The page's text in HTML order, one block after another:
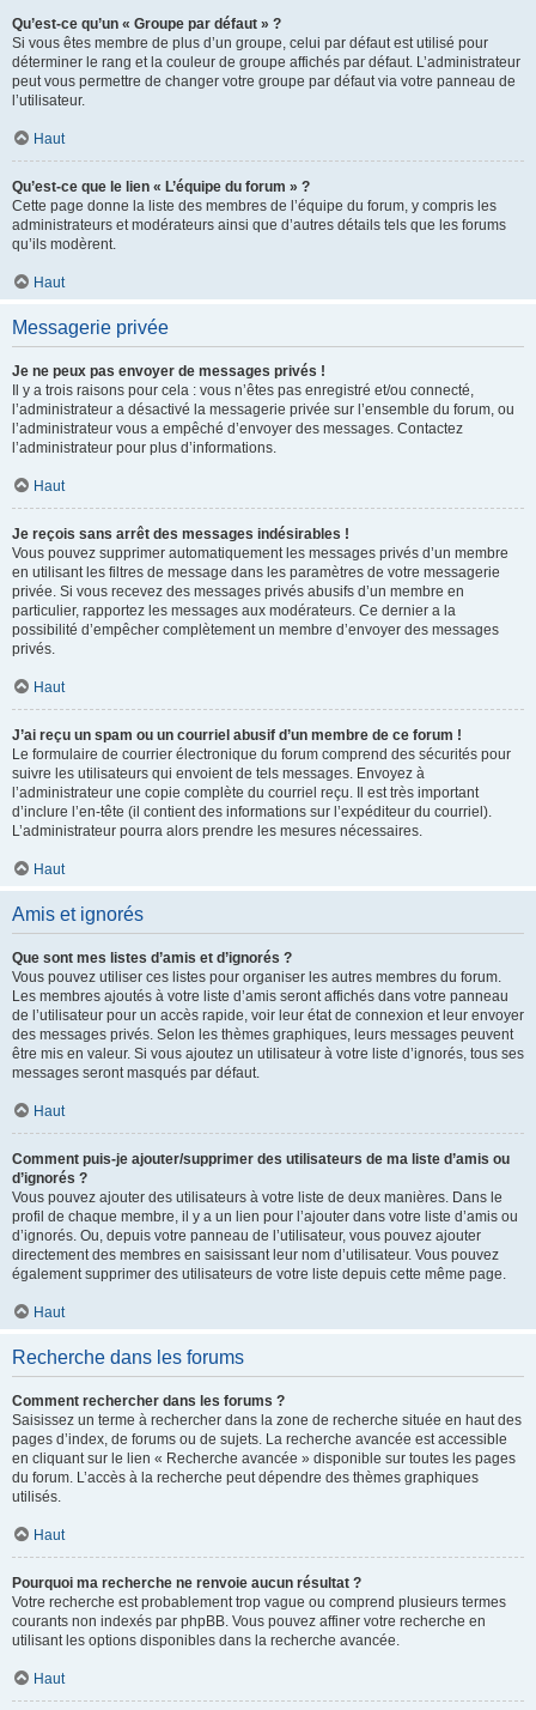
Qu’est-ce qu’un « Groupe par défaut » ?
Si vous êtes membre de plus d’un groupe, celui par défaut est utilisé pour
déterminer le rang et la couleur de groupe affichés par défaut. L’administrateur
peut vous permettre de changer votre groupe par défaut via votre panneau de
l’utilisateur.
Haut
Qu’est-ce que le lien « L’équipe du forum » ?
Cette page donne la liste des membres de l’équipe du forum, y compris les
administrateurs et modérateurs ainsi que d’autres détails tels que les forums
qu’ils modèrent.
Haut
Messagerie privée
Je ne peux pas envoyer de messages privés !
Il y a trois raisons pour cela : vous n’êtes pas enregistré et/ou connecté,
l’administrateur a désactivé la messagerie privée sur l’ensemble du forum, ou
l’administrateur vous a empêché d’envoyer des messages. Contactez
l’administrateur pour plus d’informations.
Haut
Je reçois sans arrêt des messages indésirables !
Vous pouvez supprimer automatiquement les messages privés d’un membre
en utilisant les filtres de message dans les paramètres de votre messagerie
privée. Si vous recevez des messages privés abusifs d’un membre en
particulier, rapportez les messages aux modérateurs. Ce dernier a la
possibilité d’empêcher complètement un membre d’envoyer des messages
privés.
Haut
J’ai reçu un spam ou un courriel abusif d’un membre de ce forum !
Le formulaire de courrier électronique du forum comprend des sécurités pour
suivre les utilisateurs qui envoient de tels messages. Envoyez à
l’administrateur une copie complète du courriel reçu. Il est très important
d’inclure l’en-tête (il contient des informations sur l’expéditeur du courriel).
L’administrateur pourra alors prendre les mesures nécessaires.
Haut
Amis et ignorés
Que sont mes listes d’amis et d’ignorés ?
Vous pouvez utiliser ces listes pour organiser les autres membres du forum.
Les membres ajoutés à votre liste d’amis seront affichés dans votre panneau
de l’utilisateur pour un accès rapide, voir leur état de connexion et leur envoyer
des messages privés. Selon les thèmes graphiques, leurs messages peuvent
être mis en valeur. Si vous ajoutez un utilisateur à votre liste d’ignorés, tous ses
messages seront masqués par défaut.
Haut
Comment puis-je ajouter/supprimer des utilisateurs de ma liste d’amis ou
d’ignorés ?
Vous pouvez ajouter des utilisateurs à votre liste de deux manières. Dans le
profil de chaque membre, il y a un lien pour l’ajouter dans votre liste d’amis ou
d’ignorés. Ou, depuis votre panneau de l’utilisateur, vous pouvez ajouter
directement des membres en saisissant leur nom d’utilisateur. Vous pouvez
également supprimer des utilisateurs de votre liste depuis cette même page.
Haut
Recherche dans les forums
Comment rechercher dans les forums ?
Saisissez un terme à rechercher dans la zone de recherche située en haut des
pages d’index, de forums ou de sujets. La recherche avancée est accessible
en cliquant sur le lien « Recherche avancée » disponible sur toutes les pages
du forum. L’accès à la recherche peut dépendre des thèmes graphiques
utilisés.
Haut
Pourquoi ma recherche ne renvoie aucun résultat ?
Votre recherche est probablement trop vague ou comprend plusieurs termes
courants non indexés par phpBB. Vous pouvez affiner votre recherche en
utilisant les options disponibles dans la recherche avancée.
Haut